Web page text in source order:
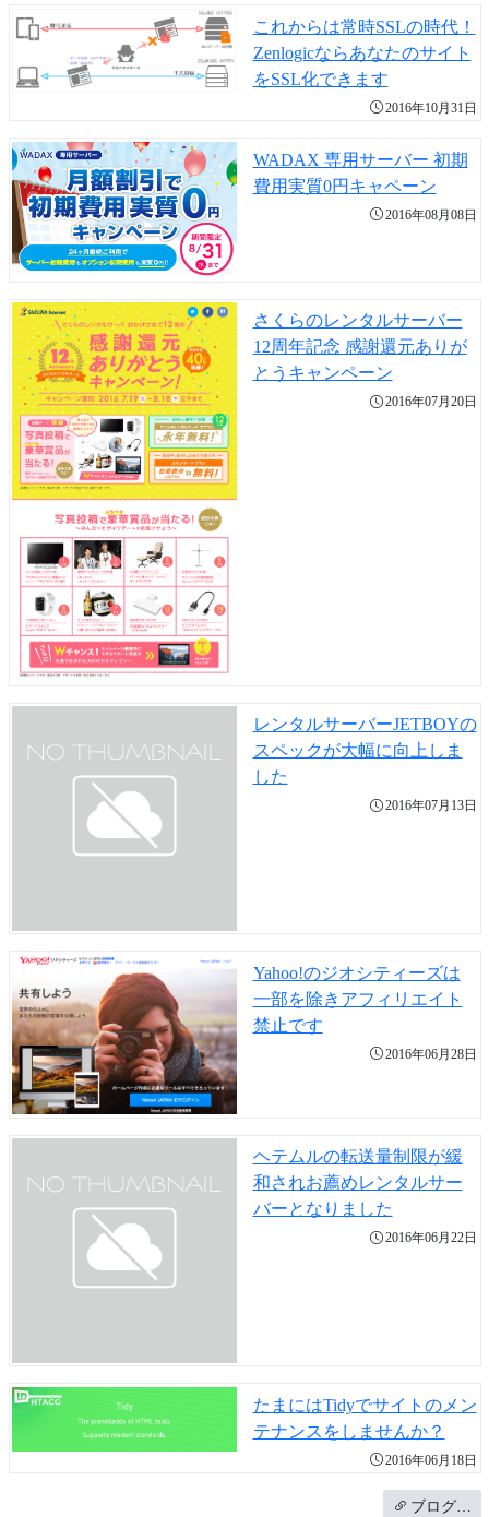
これからは常時SSLの時代！
Zenlogicならあなたのサイト
をSSL化できます
2016年10月31日
WADAX 専用サーバー 初期
費用実質0円キャペーン
2016年08月08日
さくらのレンタルサーバー
12周年記念 感謝還元ありが
とうキャンペーン
2016年07月20日
レンタルサーバーJETBOYの
スペックが大幅に向上しま
した
2016年07月13日
Yahoo!のジオシティーズは
一部を除きアフィリエイト
禁止です
2016年06月28日
ヘテムルの転送量制限が緩
和されお薦めレンタルサー
バーとなりました
2016年06月22日
たまにはTidyでサイトのメン
テナンスをしませんか？
2016年06月18日
ブログ…